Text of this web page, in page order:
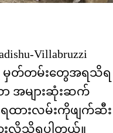
Villabruzzi
မှတ်တမ်းတွေအရသိရ
ာ အများဆုံးဆက်
ထားလမ်းကိုဖျက်ဆီး
ဘူးလို့သိရပါတယ်။